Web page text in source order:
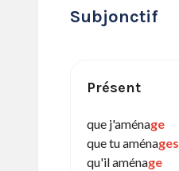
Subjonctif
Présent
que j'aménage
que tu aménages
qu'il aménage